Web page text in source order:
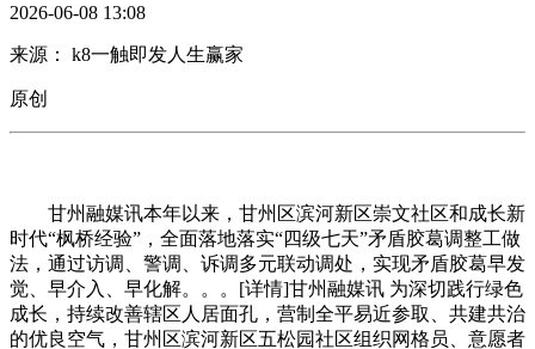
2026-06-08 13:08
来源： k8一触即发人生赢家
原创
甘州融媒讯本年以来，甘州区滨河新区崇文社区和成长新
时代“枫桥经验”，全面落地落实“四级七天”矛盾胶葛调整工做
法，通过访调、警调、诉调多元联动调处，实现矛盾胶葛早发
觉、早介入、早化解。。。[详情]甘州融媒讯 为深切践行绿色
成长，持续改善辖区人居面孔，营制全平易近参取、共建共治
的优良空气，甘州区滨河新区五松园社区组织网格员、意愿者